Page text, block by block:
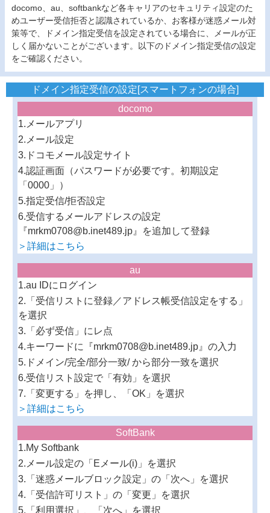
docomo、au、softbankなど各キャリアのセキュリティ設定のた
めユーザー受信拒否と認識されているか、お客様が迷惑メール対
策等で、ドメイン指定受信を設定されている場合に、メールが正
しく届かないことがございます。以下のドメイン指定受信の設定
をご確認ください。
ドメイン指定受信の設定[スマートフォンの場合]
docomo
1.メールアプリ
2.メール設定
3.ドコモメール設定サイト
4.認証画面（パスワードが必要です。初期設定
「0000」）
5.指定受信/拒否設定
6.受信するメールアドレスの設定
『mrkm0708@b.inet489.jp』を追加して登録
＞詳細はこちら
au
1.au IDにログイン
2.「受信リストに登録／アドレス帳受信設定をする」
を選択
3.「必ず受信」にレ点
4.キーワードに『mrkm0708@b.inet489.jp』の入力
5.ドメイン/完全/部分一致/ から部分一致を選択
6.受信リスト設定で「有効」を選択
7.「変更する」を押し、「OK」を選択
＞詳細はこちら
SoftBank
1.My Softbank
2.メール設定の「Eメール(i)」を選択
3.「迷惑メールブロック設定」の「次へ」を選択
4.「受信許可リスト」の「変更」を選択
5.「利用選択」、「次へ」を選択